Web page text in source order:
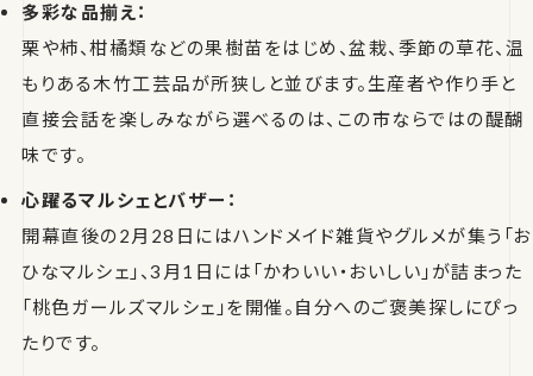
多彩な品揃え：
栗や柿、柑橘類などの果樹苗をはじめ、盆栽、季節の草花、温
もりある木竹工芸品が所狭しと並びます。生産者や作り手と
直接会話を楽しみながら選べるのは、この市ならではの醍醐
味です。
心躍るマルシェとバザー：
開幕直後の2月28日にはハンドメイド雑貨やグルメが集う「お
ひなマルシェ」、3月1日には「かわいい・おいしい」が詰まった
「桃色ガールズマルシェ」を開催。自分へのご褒美探しにぴっ
たりです。